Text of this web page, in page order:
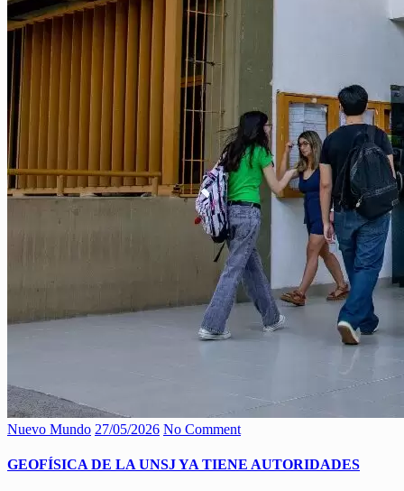
Nuevo Mundo 27/05/2026 No Comment
GEOFÍSICA DE LA UNSJ YA TIENE AUTORIDADES